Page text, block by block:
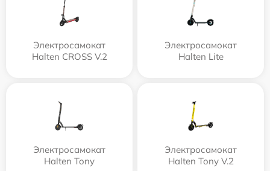
Электросамокат
Halten CROSS V.2
Электросамокат
Halten Lite
Электросамокат
Halten Tony
Электросамокат
Halten Tony V.2